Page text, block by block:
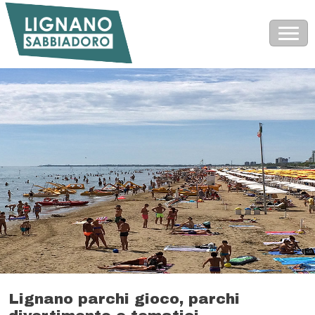
Lignano parchi gioco, parchi